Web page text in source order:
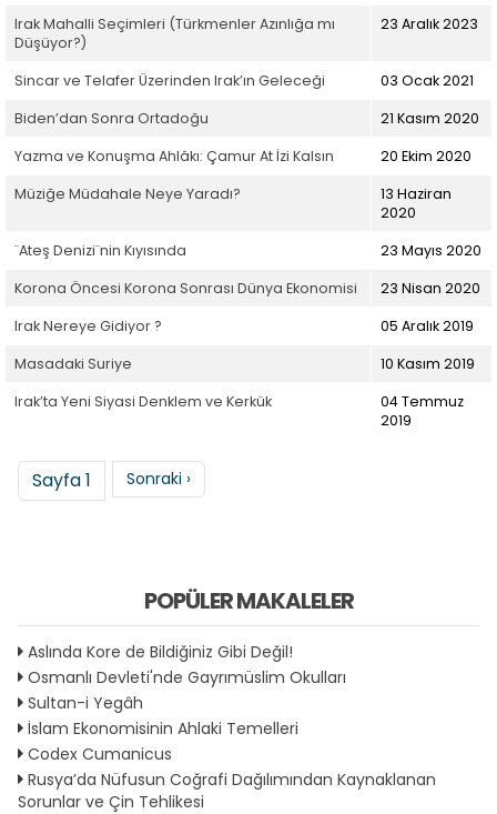
Irak Mahalli Seçimleri (Türkmenler Azınlığa mı
Düşüyor?)
23 Aralık 2023
Sincar ve Telafer Üzerinden Irak’ın Geleceği
03 Ocak 2021
Biden’dan Sonra Ortadoğu
21 Kasım 2020
Yazma ve Konuşma Ahlâkı: Çamur At İzi Kalsın
20 Ekim 2020
Müziğe Müdahale Neye Yaradı?
13 Haziran
2020
¨Ateş Denizi¨nin Kıyısında
23 Mayıs 2020
Korona Öncesi Korona Sonrası Dünya Ekonomisi
23 Nisan 2020
Irak Nereye Gidiyor ?
05 Aralık 2019
Masadaki Suriye
10 Kasım 2019
Irak’ta Yeni Siyasi Denklem ve Kerkük
04 Temmuz
2019
Sayfalama
Sayfa 1 Sonraki sayfa
Sonraki ›
POPÜLER MAKALELER
Aslında Kore de Bildiğiniz Gibi Değil!
Osmanlı Devleti'nde Gayrımüslim Okulları
Sultan-i Yegâh
İslam Ekonomisinin Ahlaki Temelleri
Codex Cumanicus
Rusya’da Nüfusun Coğrafi Dağılımından Kaynaklanan
Sorunlar ve Çin Tehlikesi